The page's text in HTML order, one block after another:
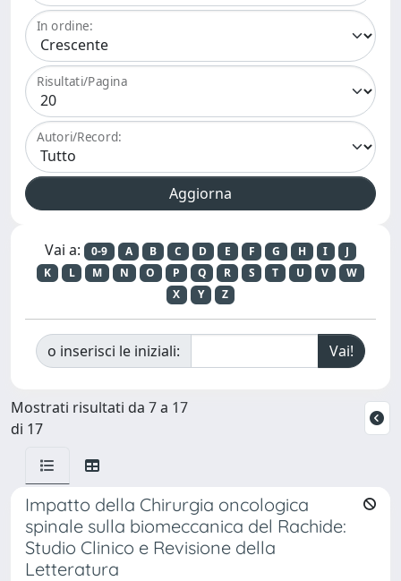
In ordine:
Risultati/Pagina
Autori/Record:
Vai a: 0-9 A B C D E F G H I
J
K
L M N O P Q R S T U V
W
X
Y Z
o inserisci le iniziali:
Mostrati risultati da 7 a 17
di 17
Impatto della Chirurgia oncologica
spinale sulla biomeccanica del Rachide:
Studio Clinico e Revisione della
Letteratura